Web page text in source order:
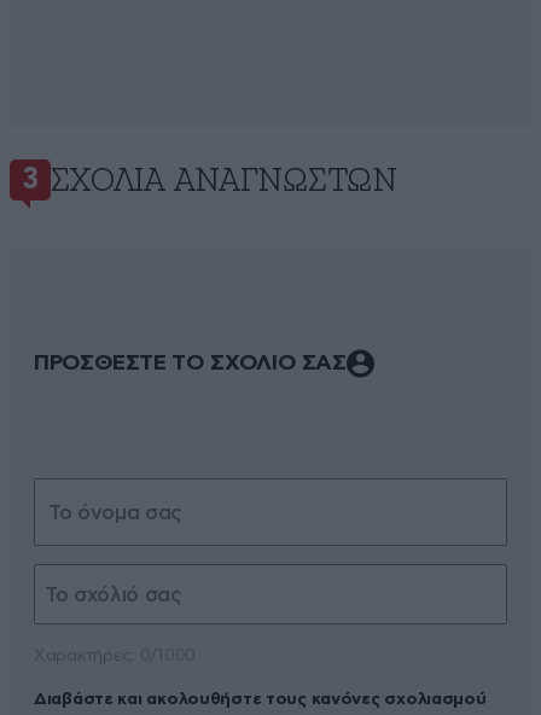
3 ΣΧΌΛΙΑ ΑΝΑΓΝΩΣΤΏΝ
ΠΡΟΣΘΕΣΤΕ ΤΟ ΣΧΟΛΙΟ ΣΑΣ
Διαβάστε και ακολουθήστε τους κανόνες σχολιασμού